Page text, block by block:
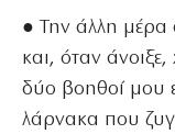
● Την άλλη μέρα
και, όταν
δύο βοηθοί μου
λάρνακα που